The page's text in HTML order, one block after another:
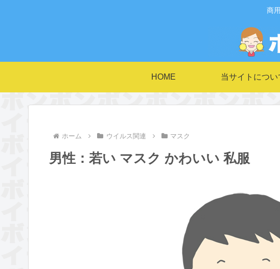
商
HOME 当サイトについ
ホーム ウイルス関連 マスク
男性：若い マスク かわいい 私服